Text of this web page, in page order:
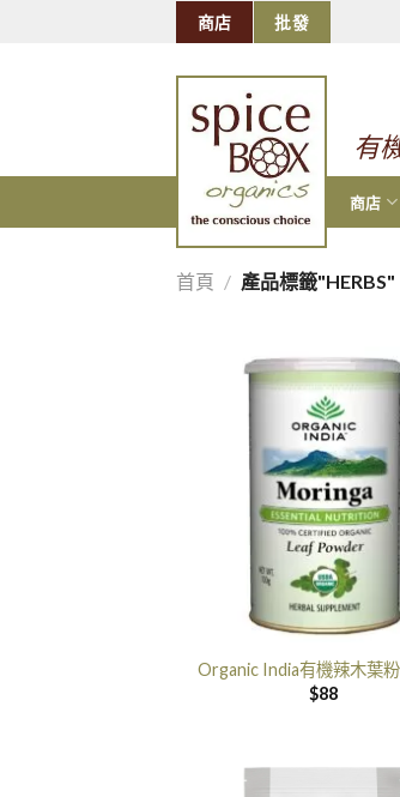
商店 批發
有
商店
首頁 / 產品標籤"HERBS"
Organic India有機辣木葉
$88